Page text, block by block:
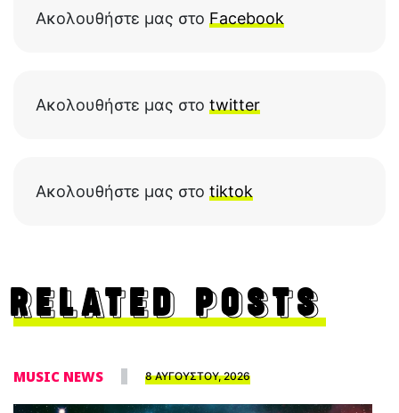
Ακολουθήστε μας στο Facebook
Ακολουθήστε μας στο twitter
Ακολουθήστε μας στο tiktok
RELATED POSTS
MUSIC NEWS 8 ΑΥΓΟΥΣΤΟΥ, 2026